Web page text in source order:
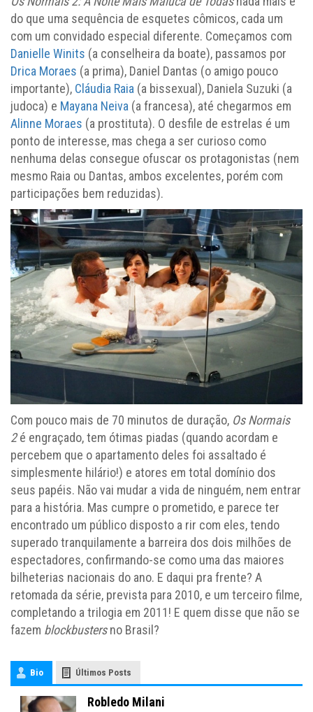
do que uma sequência de esquetes cômicos, cada um
com um convidado especial diferente. Começamos com
Danielle Winits (a conselheira da boate), passamos por
Drica Moraes (a prima), Daniel Dantas (o amigo pouco
importante), Cláudia Raia (a bissexual), Daniela Suzuki (a
judoca) e Mayana Neiva (a francesa), até chegarmos em
Alinne Moraes (a prostituta). O desfile de estrelas é um
ponto de interesse, mas chega a ser curioso como
nenhuma delas consegue ofuscar os protagonistas (nem
mesmo Raia ou Dantas, ambos excelentes, porém com
participações bem reduzidas).
Com pouco mais de 70 minutos de duração, Os Normais
2é engraçado, tem ótimas piadas (quando acordam e
percebem que o apartamento deles foi assaltado é
simplesmente hilário!) e atores em total domínio dos
seus papéis. Não vai mudar a vida de ninguém, nem entrar
para a história. Mas cumpre o prometido, e parece ter
encontrado um público disposto a rir com eles, tendo
superado tranquilamente a barreira dos dois milhões de
espectadores, confirmando-se como uma das maiores
bilheterias nacionais do ano. E daqui pra frente? A
retomada da série, prevista para 2010, e um terceiro filme,
completando a trilogia em 2011! E quem disse que não se
fazem blockbustersno Brasil?
Bio Últimos Posts
Robledo Milani